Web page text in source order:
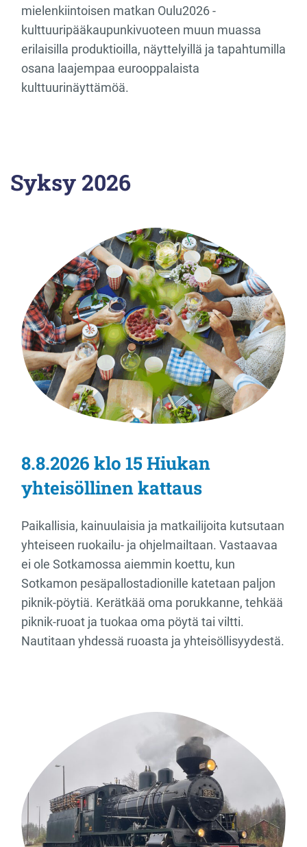
mielenkiintoisen matkan Oulu2026 -
kulttuuripääkaupunkivuoteen muun muassa
erilaisilla produktioilla, näyttelyillä ja tapahtumilla
osana laajempaa eurooppalaista
kulttuurinäyttämöä.
Syksy 2026
8.8.2026 klo 15 Hiukan
yhteisöllinen kattaus
Paikallisia, kainuulaisia ja matkailijoita kutsutaan
yhteiseen ruokailu- ja ohjelmailtaan. Vastaavaa
ei ole Sotkamossa aiemmin koettu, kun
Sotkamon pesäpallostadionille katetaan paljon
piknik-pöytiä. Kerätkää oma porukkanne, tehkää
piknik-ruoat ja tuokaa oma pöytä tai viltti.
Nautitaan yhdessä ruoasta ja yhteisöllisyydestä.